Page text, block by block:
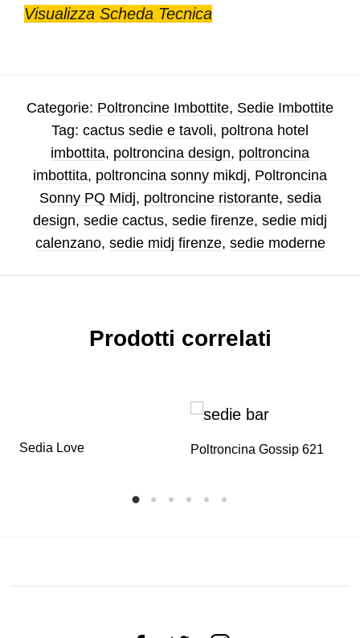
Visualizza Scheda Tecnica
Categorie: Poltroncine Imbottite, Sedie Imbottite
Tag: cactus sedie e tavoli, poltrona hotel
imbottita, poltroncina design, poltroncina
imbottita, poltroncina sonny mikdj, Poltroncina
Sonny PQ Midj, poltroncine ristorante, sedia
design, sedie cactus, sedie firenze, sedie midj
calenzano, sedie midj firenze, sedie moderne
Prodotti correlati
Sedia Love Poltroncina Gossip 621